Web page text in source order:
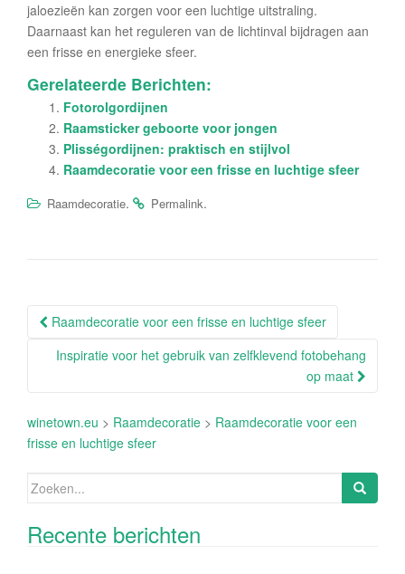
jaloezieën kan zorgen voor een luchtige uitstraling.
Daarnaast kan het reguleren van de lichtinval bijdragen aan
een frisse en energieke sfeer.
Gerelateerde Berichten:
Fotorolgordijnen
Raamsticker geboorte voor jongen
Plisségordijnen: praktisch en stijlvol
Raamdecoratie voor een frisse en luchtige sfeer
Raamdecoratie. Permalink.
Berichtnavigatie
Raamdecoratie voor een frisse en luchtige sfeer
Inspiratie voor het gebruik van zelfklevend fotobehang
op maat
winetown.eu > Raamdecoratie > Raamdecoratie voor een
frisse en luchtige sfeer
Zoeken
Recente berichten